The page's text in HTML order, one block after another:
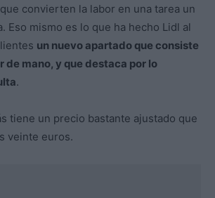
convierten la labor en una tarea un
Eso mismo es lo que ha hecho Lidl al
un nuevo apartado que consiste
de mano, y que destaca por lo
.
tiene un precio bastante ajustado que
veinte euros.